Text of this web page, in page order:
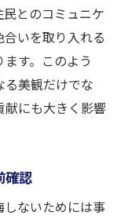
とのコミュニケ
いを取り入れる
す。このよう
る美観だけでな
献にも大きく影響
確認
ないためには事